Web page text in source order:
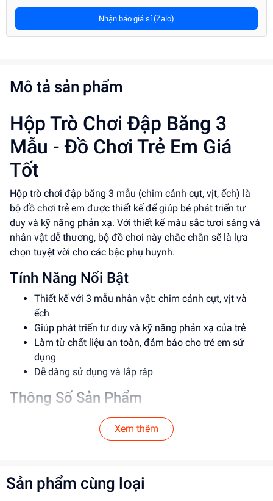
Nhận báo giá sỉ (Zalo)
Mô tả sản phẩm
Hộp Trò Chơi Đập Băng 3
Mẫu - Đồ Chơi Trẻ Em Giá
Tốt
Hộp trò chơi đập băng 3 mẫu (chim cánh cụt, vịt, ếch) là
bộ đồ chơi trẻ em được thiết kế để giúp bé phát triển tư
duy và kỹ năng phản xạ. Với thiết kế màu sắc tươi sáng và
nhân vật dễ thương, bộ đồ chơi này chắc chắn sẽ là lựa
chọn tuyệt vời cho các bậc phụ huynh.
Tính Năng Nổi Bật
Thiết kế với 3 mẫu nhân vật: chim cánh cụt, vịt và
ếch
Giúp phát triển tư duy và kỹ năng phản xạ của trẻ
Làm từ chất liệu an toàn, đảm bảo cho trẻ em sử
dụng
Dễ dàng sử dụng và lắp ráp
Thông Số Sản Phẩm
Item No: ZD-097ABC
Loại: Đồ chơi trẻ em
Hướng Dẫn Sử Dụng
Xem thêm
Sản phẩm cùng loại